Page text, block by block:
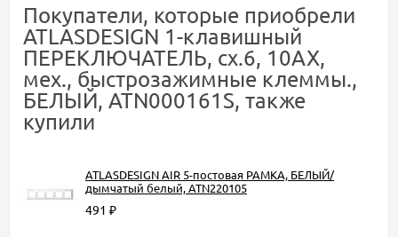
Покупатели, которые приобрели
ATLASDESIGN 1-клавишный
ПЕРЕКЛЮЧАТЕЛЬ, сх.6, 10АХ,
мех., быстрозажимные клеммы.,
БЕЛЫЙ, ATN000161S, также
купили
ATLASDESIGN AIR 5-постовая РАМКА, БЕЛЫЙ/
дымчатый белый, ATN220105
491 ₽